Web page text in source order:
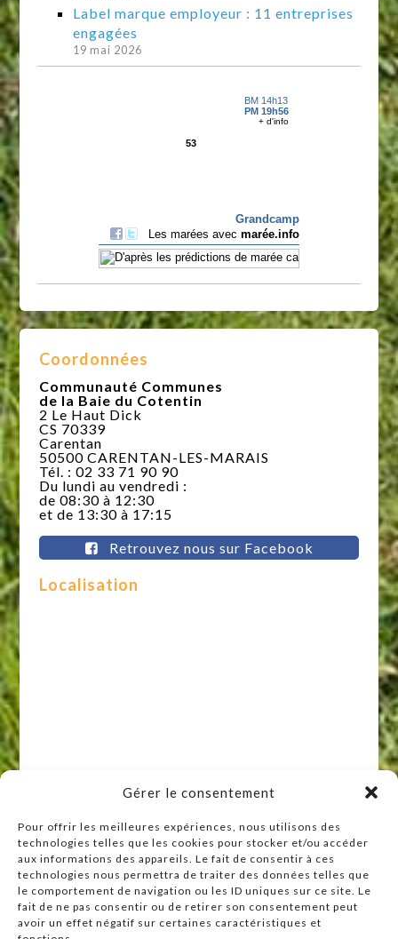
Gérer le consentement
Pour offrir les meilleures expériences, nous utilisons des
technologies telles que les cookies pour stocker et/ou accéder
aux informations des appareils. Le fait de consentir à ces
technologies nous permettra de traiter des données telles que
le comportement de navigation ou les ID uniques sur ce site. Le
fait de ne pas consentir ou de retirer son consentement peut
avoir un effet négatif sur certaines caractéristiques et
Label marque employeur : 11 entreprises
engagées
19 mai 2026
Coordonnées
Communauté Communes
de la Baie du Cotentin
2 Le Haut Dick
CS 70339
Carentan
50500 CARENTAN-LES-MARAIS
Tél. : 02 33 71 90 90
Du lundi au vendredi :
de 08:30 à 12:30
et de 13:30 à 17:15
Retrouvez nous sur Facebook
Localisation
Raccourcis
Accueil
Actualités
Agenda